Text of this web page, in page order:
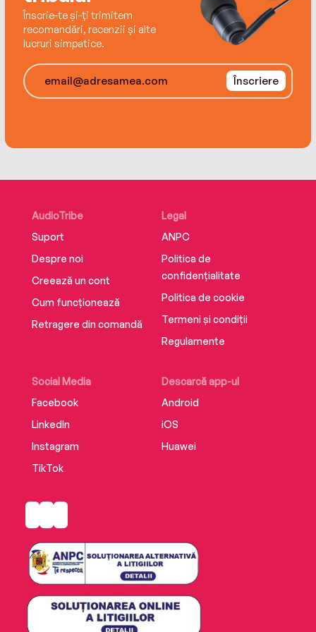
Înscrie-te și-ți trimitem
recomandări, recenzii și alte
lucruri simpatice.
Înscriere
AudioTribe
Suport
Despre noi
Creează un cont
Cum funcționează
Retragere din comandă
Social Media
Facebook
LinkedIn
Instagram
TikTok
Descarcă app-ul
Android
iOS
Huawei
Legal
ANPC
Politica de
confidențialitate
Politica de cookie
Termeni și condiții
Regulamente